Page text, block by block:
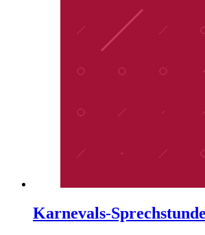
Karnevals-Sprechstunde